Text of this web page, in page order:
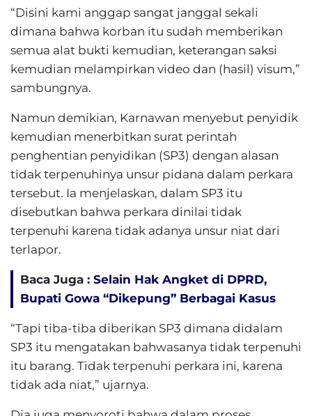
“Disini kami anggap sangat janggal sekali
dimana bahwa korban itu sudah memberikan
semua alat bukti kemudian, keterangan saksi
kemudian melampirkan video dan (hasil) visum,”
sambungnya.
Namun demikian, Karnawan menyebut penyidik
kemudian menerbitkan surat perintah
penghentian penyidikan (SP3) dengan alasan
tidak terpenuhinya unsur pidana dalam perkara
tersebut. Ia menjelaskan, dalam SP3 itu
disebutkan bahwa perkara dinilai tidak
terpenuhi karena tidak adanya unsur niat dari
terlapor.
Baca Juga : Selain Hak Angket di DPRD,
Bupati Gowa “Dikepung” Berbagai Kasus
“Tapi tiba-tiba diberikan SP3 dimana didalam
SP3 itu mengatakan bahwasanya tidak terpenuhi
itu barang. Tidak terpenuhi perkara ini, karena
tidak ada niat,” ujarnya.